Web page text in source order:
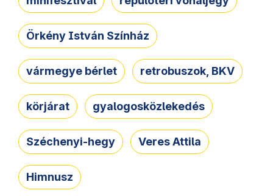
Örkény István Színház
vármegye bérlet retrobuszok, BKV
körjárat gyalogosközlekedés
Széchenyi-hegy Veres Attila
Himnusz